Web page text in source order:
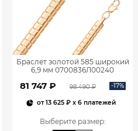
Браслет золотой 585 широкий
6,9 мм 0700836Л00240
81 747 ₽ 98 490 ₽ -17%
от13 625 ₽x 6 платежей
Выберите размер: